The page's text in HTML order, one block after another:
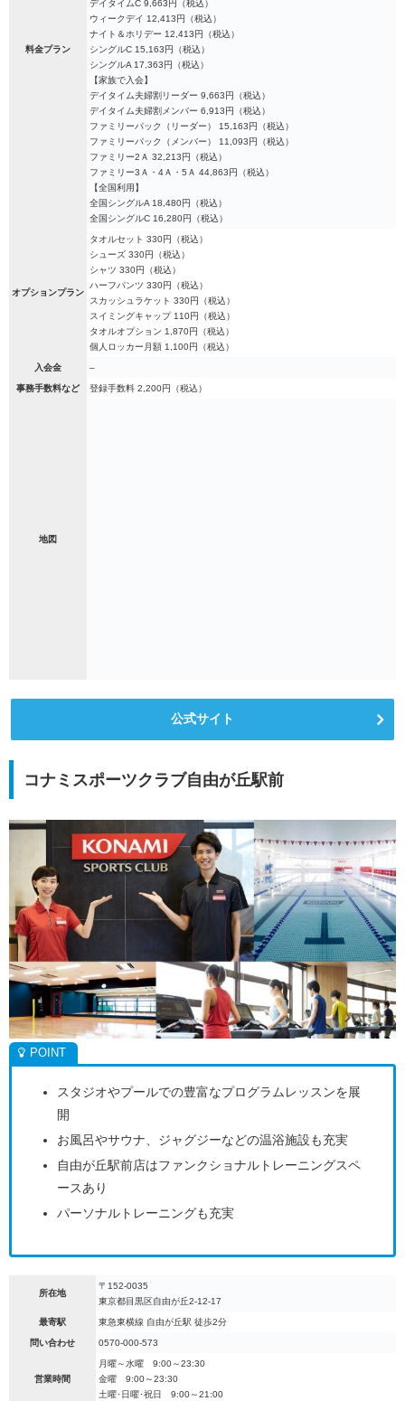
料金プラン
デイタイムC 9,663円（税込）
ウィークデイ 12,413円（税込）
ナイト＆ホリデー 12,413円（税込）
シングルC 15,163円（税込）
シングルA 17,363円（税込）
【家族で入会】
デイタイム夫婦割リーダー 9,663円（税込）
デイタイム夫婦割メンバー 6,913円（税込）
ファミリーパック（リーダー） 15,163円（税込）
ファミリーパック（メンバー） 11,093円（税込）
ファミリー2Ａ 32,213円（税込）
ファミリー3Ａ・4Ａ・5Ａ 44,863円（税込）
【全国利用】
全国シングルA 18,480円（税込）
全国シングルC 16,280円（税込）
オプションプラン
タオルセット 330円（税込）
シューズ 330円（税込）
シャツ 330円（税込）
ハーフパンツ 330円（税込）
スカッシュラケット 330円（税込）
スイミングキャップ 110円（税込）
タオルオプション 1,870円（税込）
個人ロッカー月額 1,100円（税込）
入会金 –
事務手数料など 登録手数料 2,200円（税込）
地図
公式サイト
コナミスポーツクラブ自由が丘駅前
スタジオやプールでの豊富なプログラムレッスンを展
開
お風呂やサウナ、ジャグジーなどの温浴施設も充実
自由が丘駅前店はファンクショナルトレーニングスペ
ースあり
パーソナルトレーニングも充実
所在地
〒152-0035
東京都目黒区自由が丘2-12-17
最寄駅 東急東横線 自由が丘駅 徒歩2分
問い合わせ 0570-000-573
営業時間
月曜～水曜 9:00～23:30
金曜 9:00～23:30
土曜･日曜･祝日 9:00～21:00